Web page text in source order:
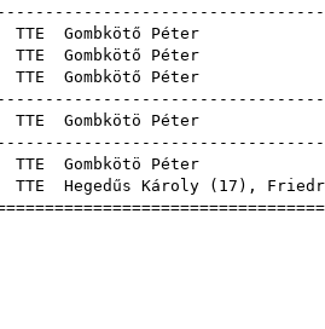
TTE
TTE
TTE
TTE
TTE
TTE Hegedűs Károly ( 17 ),